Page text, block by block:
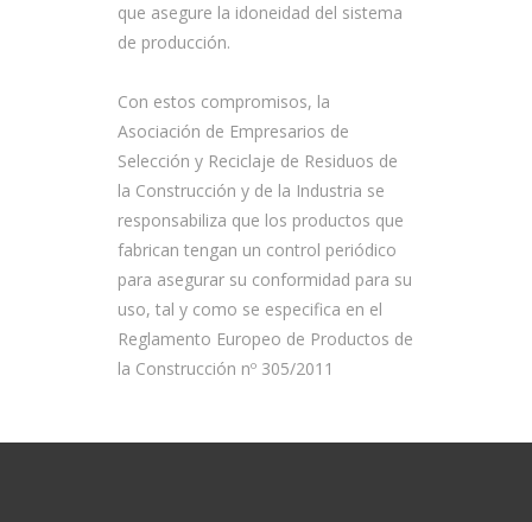
que asegure la idoneidad del sistema
de producción.
Con estos compromisos, la
Asociación de Empresarios de
Selección y Reciclaje de Residuos de
la Construcción y de la Industria se
responsabiliza que los productos que
fabrican tengan un control periódico
para asegurar su conformidad para su
uso, tal y como se especifica en el
Reglamento Europeo de Productos de
la Construcción nº 305/2011